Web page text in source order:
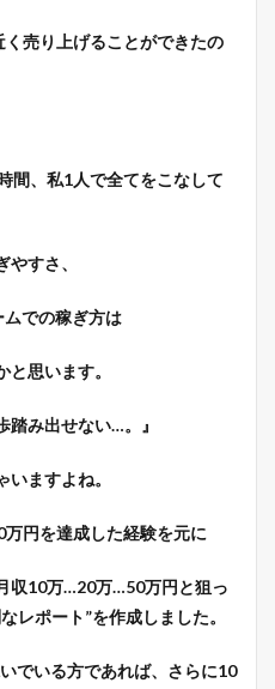
売り上げることができたの
間、私1人で全てをこなして
すさ、
での稼ぎ方は
思います。
踏み出せない…。』
ますよね。
円を達成した経験を元に
収10万…20万…50万円と狙っ
レポート”を作成しました。
でいる方であれば、さらに10